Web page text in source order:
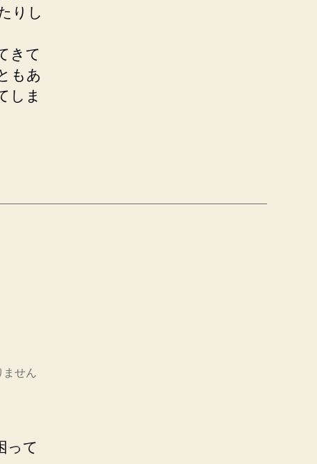
りし
きて
もあ
しま
ません
って